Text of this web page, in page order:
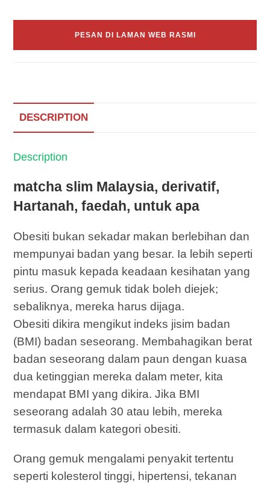
PESAN DI LAMAN WEB RASMI
DESCRIPTION
Description
matcha slim Malaysia, derivatif,
Hartanah, faedah, untuk apa
Obesiti bukan sekadar makan berlebihan dan
mempunyai badan yang besar. Ia lebih seperti
pintu masuk kepada keadaan kesihatan yang
serius. Orang gemuk tidak boleh diejek;
sebaliknya, mereka harus dijaga.
Obesiti dikira mengikut indeks jisim badan
(BMI) badan seseorang. Membahagikan berat
badan seseorang dalam paun dengan kuasa
dua ketinggian mereka dalam meter, kita
mendapat BMI yang dikira. Jika BMI
seseorang adalah 30 atau lebih, mereka
termasuk dalam kategori obesiti.
Orang gemuk mengalami penyakit tertentu
seperti kolesterol tinggi, hipertensi, tekanan